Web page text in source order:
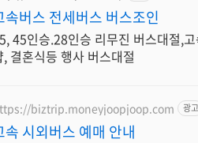
속버스 전세버스 버스조인
45인승.28인승 리무진 버스대절,
, 결혼식등 행사 버스대절
biztrip.moneyjoopjoop.com 광고
속 시외버스 예매 안내